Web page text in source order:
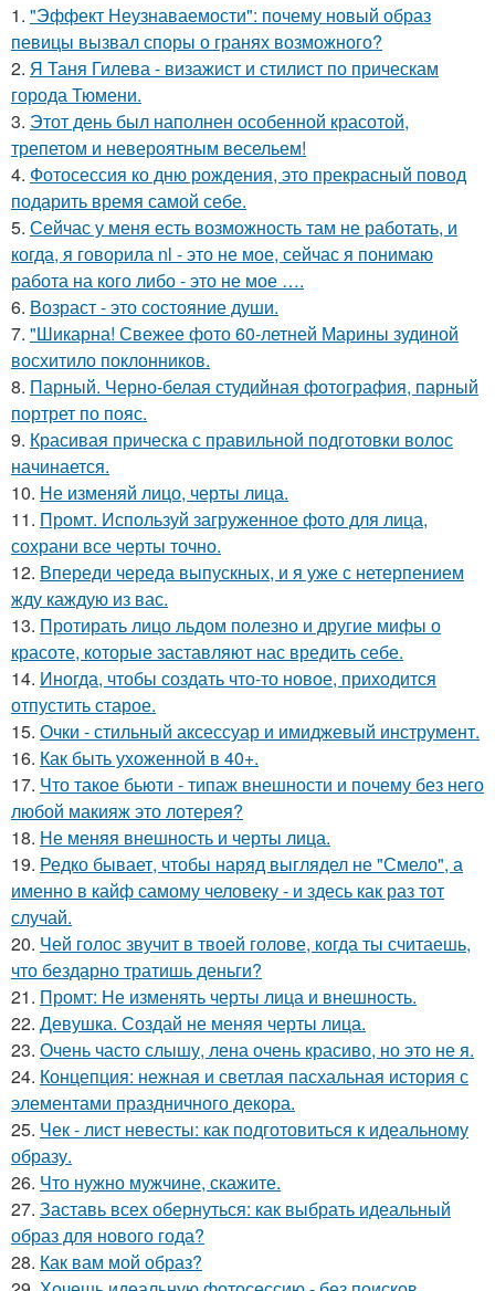
1. "Эффект Неузнаваемости": почему новый образ
певицы вызвал споры о гранях возможного?
2. Я Таня Гилева - визажист и стилист по прическам
города Тюмени.
3. Этот день был наполнен особенной красотой,
трепетом и невероятным весельем!
4. Фотосессия ко дню рождения, это прекрасный повод
подарить время самой себе.
5. Сейчас у меня есть возможность там не работать, и
когда, я говорила nl - это не мое, сейчас я понимаю
работа на кого либо - это не мое ….
6. Возраст - это состояние души.
7. "Шикарна! Свежее фото 60-летней Марины зудиной
восхитило поклонников.
8. Парный. Черно-белая студийная фотография, парный
портрет по пояс.
9. Красивая прическа с правильной подготовки волос
начинается.
10. Не изменяй лицо, черты лица.
11. Промт. Используй загруженное фото для лица,
сохрани все черты точно.
12. Впереди череда выпускных, и я уже с нетерпением
жду каждую из вас.
13. Протирать лицо льдом полезно и другие мифы о
красоте, которые заставляют нас вредить себе.
14. Иногда, чтобы создать что-то новое, приходится
отпустить старое.
15. Очки - стильный аксессуар и имиджевый инструмент.
16. Как быть ухоженной в 40+.
17. Что такое бьюти - типаж внешности и почему без него
любой макияж это лотерея?
18. Не меняя внешность и черты лица.
19. Редко бывает, чтобы наряд выглядел не "Смело", а
именно в кайф самому человеку - и здесь как раз тот
случай.
20. Чей голос звучит в твоей голове, когда ты считаешь,
что бездарно тратишь деньги?
21. Промт: Не изменять черты лица и внешность.
22. Девушка. Создай не меняя черты лица.
23. Очень часто слышу, лена очень красиво, но это не я.
24. Концепция: нежная и светлая пасхальная история с
элементами праздничного декора.
25. Чек - лист невесты: как подготовиться к идеальному
образу.
26. Что нужно мужчине, скажите.
27. Заставь всех обернуться: как выбрать идеальный
образ для нового года?
28. Как вам мой образ?